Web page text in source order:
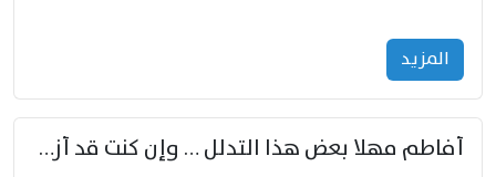
المزید
أفاطم مهلا بعض هذا التدلل … وإن كنت قد أزمعت صرمي فأجملي